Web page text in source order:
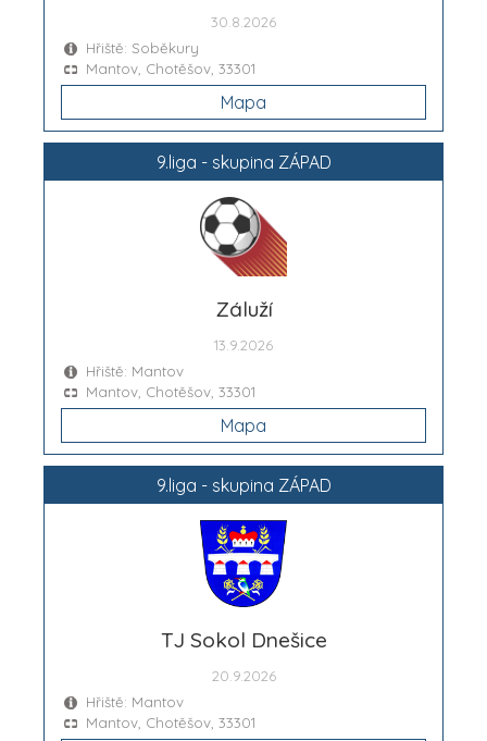
30.8.2026
Hřiště: Soběkury
Mantov, Chotěšov, 33301
Mapa
9.liga - skupina ZÁPAD
Záluží
13.9.2026
Hřiště: Mantov
Mantov, Chotěšov, 33301
Mapa
9.liga - skupina ZÁPAD
TJ Sokol Dnešice
20.9.2026
Hřiště: Mantov
Mantov, Chotěšov, 33301